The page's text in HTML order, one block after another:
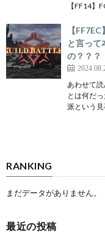
【FF14】
【
と言って
の？？？
あわせて読
とは何だ
派という
RANKING
まだデータがありません。
最近の投稿